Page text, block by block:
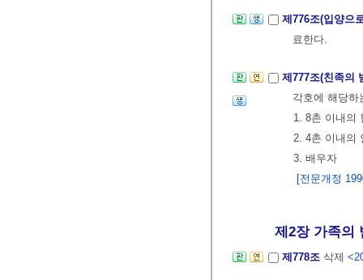
제776조(입양으
료한다.
제777조(친족의
각호에 해당하
1. 8촌 이내의
2. 4촌 이내의
3. 배우자
[전문개정
제2장 가족의
제778조 삭제